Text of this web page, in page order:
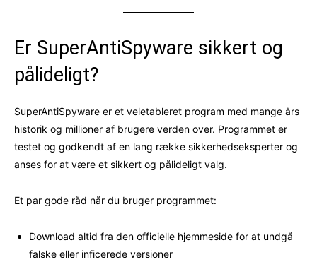
Er SuperAntiSpyware sikkert og
pålideligt?
SuperAntiSpyware er et veletableret program med mange års
historik og millioner af brugere verden over. Programmet er
testet og godkendt af en lang række sikkerhedseksperter og
anses for at være et sikkert og pålideligt valg.
Et par gode råd når du bruger programmet:
Download altid fra den officielle hjemmeside for at undgå
falske eller inficerede versioner